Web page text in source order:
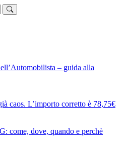
– guida alla
caos. L’importo corretto è 78,75€
come, dove, quando e perchè